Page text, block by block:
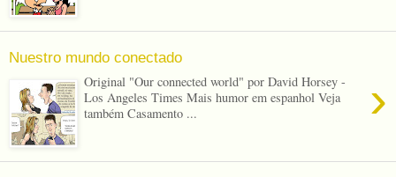
Nuestro mundo conectado
›
Original "Our connected world" por David Horsey -
Los Angeles Times Mais humor em espanhol Veja
também Casamento ...